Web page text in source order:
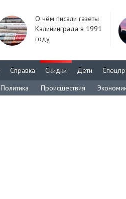
О чём писали газеты
Калининграда в 1991
году
Справка Скидки Дети
Политика Происшествия